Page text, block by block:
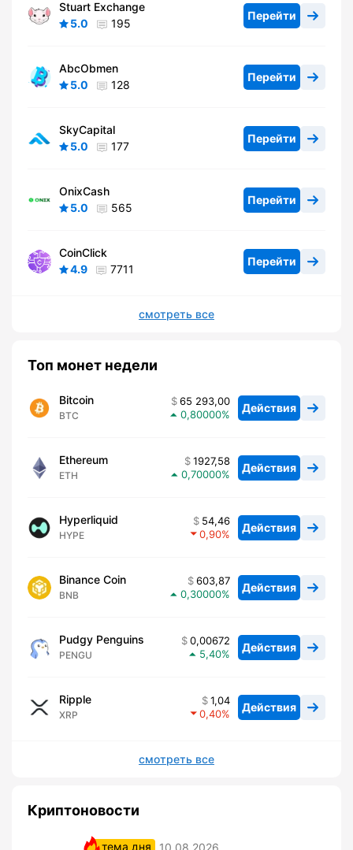
Stuart Exchange
5.0
195
Перейти
AbcObmen
5.0
128
Перейти
SkyCapital
5.0
177
Перейти
OnixCash
5.0
565
Перейти
CoinClick
4.9
7711
Перейти
смотреть все
Топ монет недели
Bitcoin
BTC
65 293,00
0,80000
Действия
Ethereum
ETH
1927,58
0,70000
Действия
Hyperliquid
HYPE
54,46
0,90
Действия
Binance Coin
BNB
603,87
0,30000
Действия
Pudgy Penguins
PENGU
0,00672
5,40
Действия
Ripple
XRP
1,04
0,40
Действия
смотреть все
Криптоновости
тема дня